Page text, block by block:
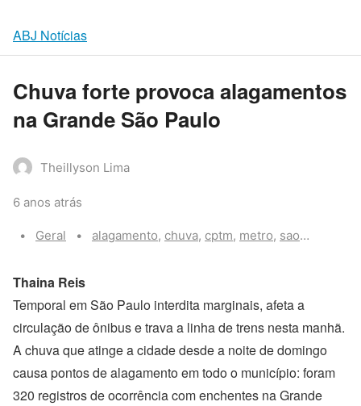
ABJ Notícias
Chuva forte provoca alagamentos
na Grande São Paulo
Theillyson Lima
6 anos atrás
Categories:
Geral Tags:
alagamento, chuva, cptm, metro, sao paulo
Thaina Reis
Temporal em São Paulo interdita marginais, afeta a
circulação de ônibus e trava a linha de trens nesta manhã.
A chuva que atinge a cidade desde a noite de domingo
causa pontos de alagamento em todo o município: foram
320 registros de ocorrência com enchentes na Grande